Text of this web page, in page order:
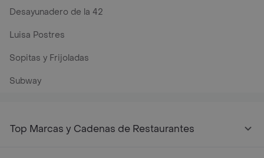
Desayunadero de la 42
Luisa Postres
Sopitas y Frijoladas
Subway
Top Marcas y Cadenas de Restaurantes